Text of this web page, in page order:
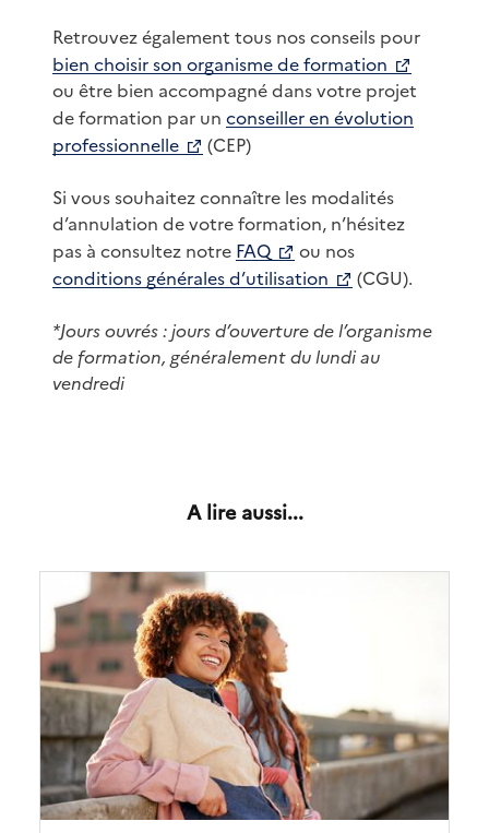
Retrouvez également tous nos conseils pour
bien choisir son organisme de formation
ou être bien accompagné dans votre projet
de formation par un conseiller en évolution
professionnelle
(CEP)
Si vous souhaitez connaître les modalités
d’annulation de votre formation, n’hésitez
pas à consultez notre FAQ ou nos
conditions générales d’utilisation
(CGU).
*Jours ouvrés : jours d’ouverture de l’organisme
de formation, généralement du lundi au
vendredi
A lire aussi...